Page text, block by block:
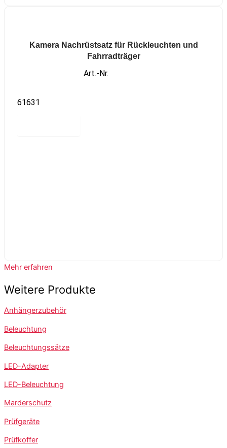
Kamera Nachrüstsatz für Rückleuchten und
Fahrradträger
Art.-Nr.
61631
Mehr erfahren
Weitere Produkte
Anhängerzubehör
Beleuchtung
Beleuchtungssätze
LED-Adapter
LED-Beleuchtung
Marderschutz
Prüfgeräte
Prüfkoffer